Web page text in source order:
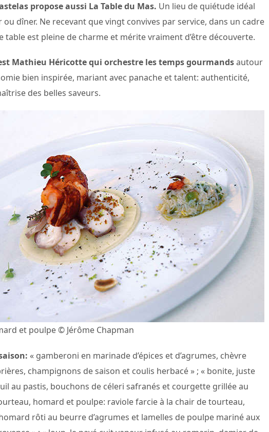
propose aussi La Table du Mas. Un lieu de quiétude idéal
dîner. Ne recevant que vingt convives par service, dans un cadre
table est pleine de charme et mérite vraiment d’être découverte.
Mathieu Héricotte qui orchestre les temps gourmandsautour
bien inspirée, mariant avec panache et talent: authenticité,
des belles saveurs.
et poulpe © Jérôme Chapman
« gamberoni en marinade d’épices et d’agrumes, chèvre
champignons de saison et coulis herbacé » ; « bonite, juste
au pastis, bouchons de céleri safranés et courgette grillée au
homard et poulpe: raviole farcie à la chair de tourteau,
rôti au beurre d’agrumes et lamelles de poulpe mariné aux